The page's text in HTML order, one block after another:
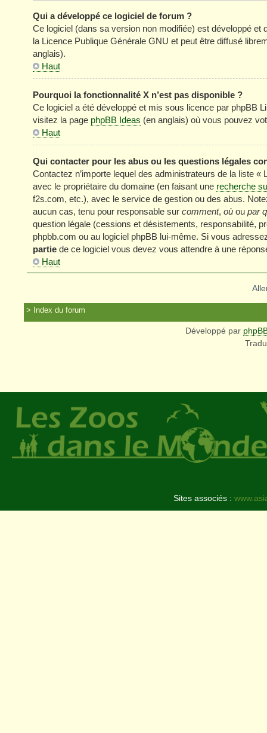
Qui a développé ce logiciel de forum ?
Ce logiciel (dans sa version non modifiée) est développé et
la Licence Publique Générale GNU et peut être diffusé
anglais).
Haut
Pourquoi la fonctionnalité X n’est pas disponible ?
Ce logiciel a été développé et mis sous licence par phpBB
visitez la page phpBB Ideas (en anglais) où vous pouvez
Haut
Qui contacter pour les abus ou les questions légales
Contactez n’importe lequel des administrateurs de la liste
avec le propriétaire du domaine (en faisant une recherche
f2s.com, etc.), avec le service de gestion ou des abus.
aucun cas, tenu pour responsable sur comment, où ou par
question légale (cessions et désistements, responsabilité,
phpbb.com ou au logiciel phpBB lui-même. Si vous
partie de ce logiciel vous devez vous attendre à une
Haut
Index du forum
Développé par
Sites associés :